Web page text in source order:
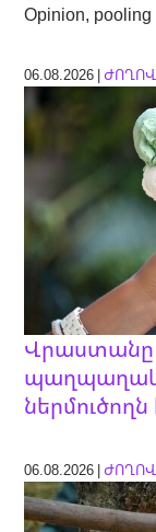
Opinion,
06.08.2026 |
Վրաստանը
ներմուծողն
06.08.2026 |